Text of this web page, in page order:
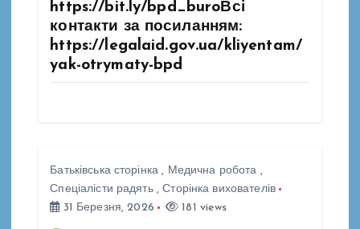
https://bit.ly/bpd_buroВсі
контакти за посиланням:
https://legalaid.gov.ua/kliyentam/
yak-otrymaty-bpd
Батьківська сторінка , Медична робота ,
Спеціалісти радять,Сторінка вихователів
31 Березня, 2026
181 views